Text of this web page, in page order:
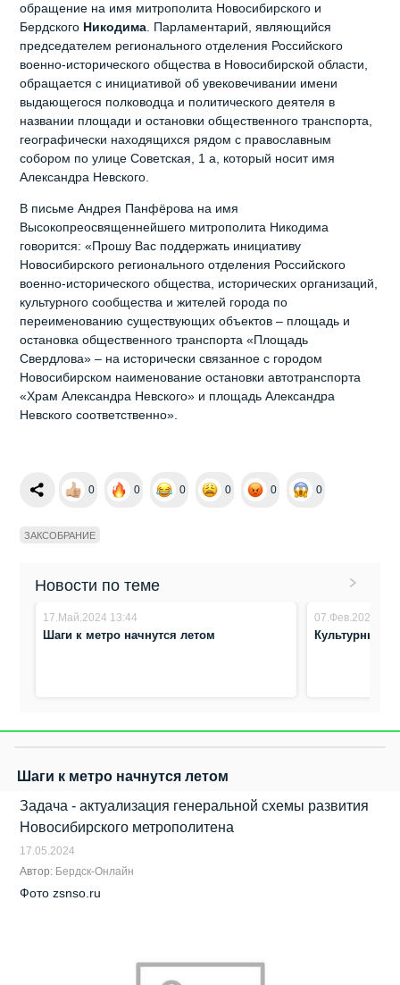
обращение на имя митрополита Новосибирского и
Бердского Никодима. Парламентарий, являющийся
председателем регионального отделения Российского
военно-исторического общества в Новосибирской области,
обращается с инициативой об увековечивании имени
выдающегося полководца и политического деятеля в
названии площади и остановки общественного транспорта,
географически находящихся рядом с православным
собором по улице Советская, 1 а, который носит имя
Александра Невского.
В письме Андрея Панфёрова на имя
Высокопреосвященнейшего митрополита Никодима
говорится: «Прошу Вас поддержать инициативу
Новосибирского регионального отделения Российского
военно-исторического общества, исторических организаций,
культурного сообщества и жителей города по
переименованию существующих объектов – площадь и
остановка общественного транспорта «Площадь
Свердлова» – на исторически связанное с городом
Новосибирском наименование остановки автотранспорта
«Храм Александра Невского» и площадь Александра
Невского соответственно».
0 0 0 0 0 0
ЗАКСОБРАНИЕ
Новости по теме
17.Май.2024 13:44
Шаги к метро начнутся летом
07.Фев.2024
Культурный
Шаги к метро начнутся летом
Задача - актуализация генеральной схемы развития
Новосибирского метрополитена
17.05.2024
Автор: Бердск-Онлайн
Фото zsnso.ru